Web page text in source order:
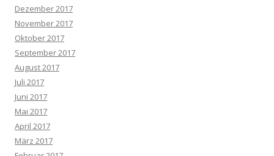
Dezember 2017
November 2017
Oktober 2017
September 2017
August 2017
Juli 2017
Juni 2017
Mai 2017
April 2017
März 2017